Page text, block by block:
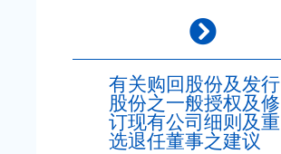
有关购回股份及发行
股份之一般授权及修
订现有公司细则及重
选退任董事之建议